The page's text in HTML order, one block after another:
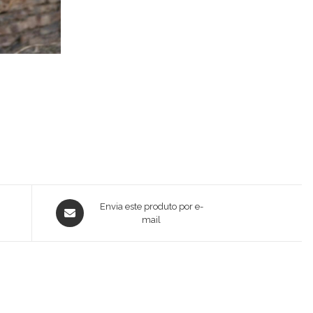
Opens
in
Envia este produto por e-
mail